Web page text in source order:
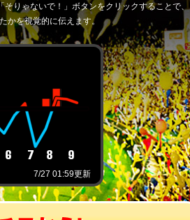
りゃないで！」ボタンをクリックすることで、
かを視覚的に伝えます。
7/27 01:59更新